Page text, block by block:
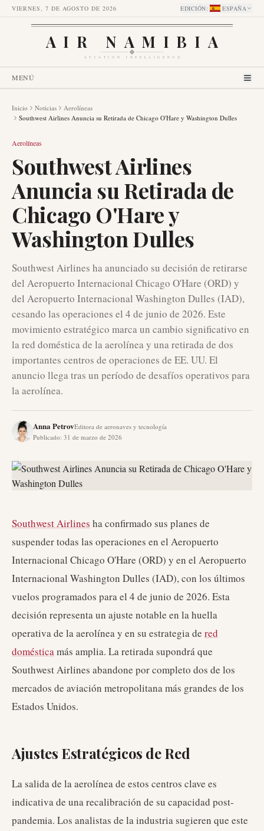
VIERNES, 7 DE AGOSTO DE 2026 EDICIÓN: ESPAÑA
AIR NAMIBIA
AVIATION INTELLIGENCE
MENÚ
Inicio Noticias
Aerolíneas
Southwest Airlines Anuncia su Retirada de Chicago O'Hare y Washington Dulles
Aerolíneas
Southwest Airlines
Anuncia su Retirada de
Chicago O'Hare y
Washington Dulles
Southwest Airlines ha anunciado su decisión de retirarse
del Aeropuerto Internacional Chicago O'Hare (ORD) y
del Aeropuerto Internacional Washington Dulles (IAD),
cesando las operaciones el 4 de junio de 2026. Este
movimiento estratégico marca un cambio significativo en
la red doméstica de la aerolínea y una retirada de dos
importantes centros de operaciones de EE. UU. El
anuncio llega tras un período de desafíos operativos para
la aerolínea.
Anna PetrovEditora de aeronaves y tecnología
Publicado: 31 de marzo de 2026
Southwest Airlines ha confirmado sus planes de
suspender todas las operaciones en el Aeropuerto
Internacional Chicago O'Hare (ORD) y en el Aeropuerto
Internacional Washington Dulles (IAD), con los últimos
vuelos programados para el 4 de junio de 2026. Esta
decisión representa un ajuste notable en la huella
operativa de la aerolínea y en su estrategia de red
domésticamás amplia. La retirada supondrá que
Southwest Airlines abandone por completo dos de los
mercados de aviación metropolitana más grandes de los
Estados Unidos.
Ajustes Estratégicos de Red
La salida de la aerolínea de estos centros clave es
indicativa de una recalibración de su capacidad post-
pandemia. Los analistas de la industria sugieren que este